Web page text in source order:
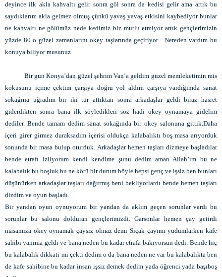
deyince ilk akla kahvaltı gelir sonra göl sonra da kedisi gelir ama artık bu
saydıklarım akla gelmez olmuş çünkü yavaş yavaş etkisini kaybediyor bunlar
ne kahvaltı ne gölümüz nede kedimiz biz mutlu etmiyor artık gençlerimizin
yüzde 80 o güzel zamanlarını okey taşlarında geçiriyor . Nereden vardım bu
konuya biliyor musunuz
Bir gün Konya’dan güzel şehrim Van’a geldim güzel memleketimin mis
kokusunu içime çektim çarşıya doğru yol aldım çarşıya vardığımda sanat
sokağına uğradım bir iki tur attıktan sonra arkadaşlar geldi biraz hasret
giderdikten sonra bana ilk söyledikleri söz hadi okey oynamaya gidelim
dediler. Bende tamam dedim sanat sokağında bir okey salonuna gittik.Daha
içeri girer girmez duraksadım içerisi oldukça kalabalıktı boş masa arıyorduk
sonunda bir masa bulup oturduk. Arkadaşlar hemen taşları dizmeye başladılar
bende etrafı izliyorum kendi kendime şunu dedim aman Allah’ım bu ne
kalabalık bu boşluk bu ne kötü bir durum böyle hepsi genç ve işsiz ben bunları
düşünürken arkadaşlar taşları dağıtmış beni bekliyorlardı bende hemen taşları
dizdim ve oyun başladı.
Bir yandan oyun oynuyorum bir yandan da aklım geçen sorunlar vardı bu
sorunlar bu salonu dolduran gençlerimizdi. Garsonlar hemen çay getirdi
masamıza okey oynamak çaysız olmaz demi Sıçak çayımı yudumlarken kafe
sahibi yanıma geldi ve bana neden bu kadar etrafa bakıyorsun dedi. Bende hiç
bu kalabalık dikkati mi çekti dedim o da bana neden ne var bu kalabalıkta ben
de kafe sahibine bu kadar insan işsiz demek dedim yada öğrenci yada başıboş